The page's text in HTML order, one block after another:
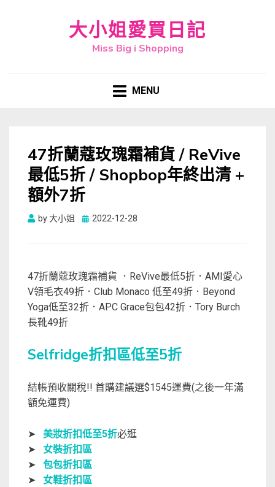
大小姐愛買日記
Miss Big i Shopping
MENU
47折蘭蔻玫瑰霜補貨 / ReVive
最低5折 / Shopbop年終出清 +
額外7折
by大小姐
Posted
2022-12-28
47折蘭蔻玫瑰霜補貨 ．ReVive最低5折．AMI愛心
V領毛衣49折．Club Monaco 低至49折．Beyond
Yoga低至32折．APC Grace包包42折．Tory Burch
長靴49折
Selfridge折扣區低至5折
結帳預收關稅!! 首購建議選$1545運費(之後一年滿
額免運費)
➤ 美妝折扣低至5折必逛
➤ 女裝折扣區
➤ 包包折扣區
➤ 女鞋折扣區